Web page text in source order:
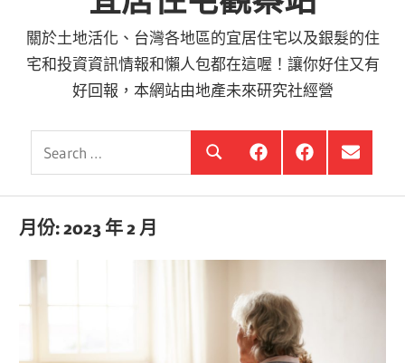
關於土地活化、台灣各地區的宜居住宅以及銀髮的住
宅和投資資訊情報和懶人包都在這喔！讓你好住又有
好回報，本網站由地產未來研究社經營
Search
銀
髮
住
宅
投
資
銀
髮,
海
選
單
項
目
月份:2023 年 2 月